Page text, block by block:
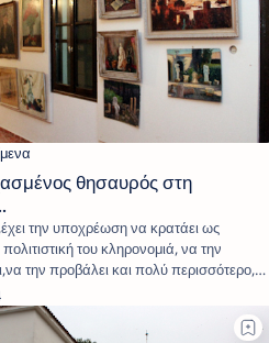
θησαυρός στη
την υποχρέωση να κρατάει ως
πολιτιστική του κληρονομιά, να την
την προβάλει και πολύ περισσότερο,